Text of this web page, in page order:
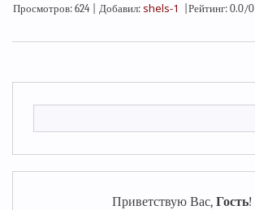
Приветствую Вас, Гость!
Просмотров: 624 Добавил: shels-1 Рейтинг: 0.0/0